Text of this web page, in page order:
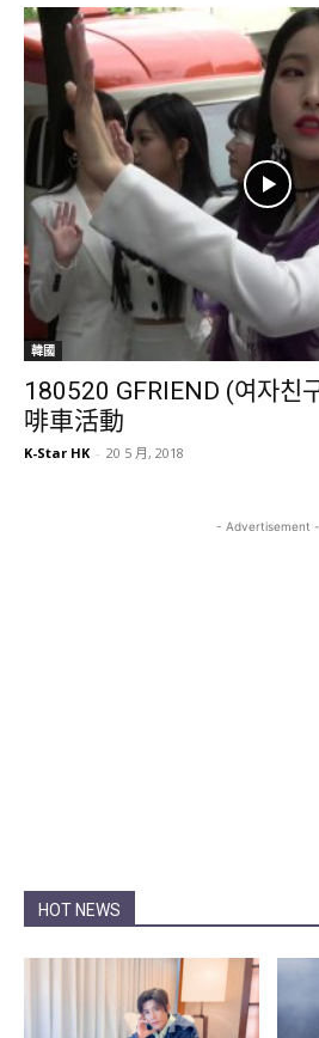
韓國
180520 GFRIEND (여자친
啡車活動
K-Star HK - 20 5 月, 2018
- Advertisement -
HOT NEWS